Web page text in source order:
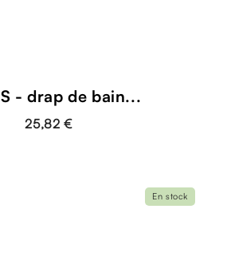
- drap de bain...
25,82 €
En stock